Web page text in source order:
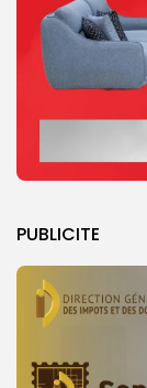
PUBLICITE